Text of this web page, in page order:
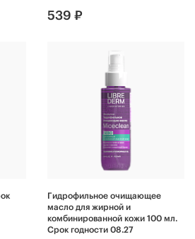
539 ₽
Гидрофильное очищающее
масло для жирной и
комбинированной кожи 100 мл.
Срок годности 08.27